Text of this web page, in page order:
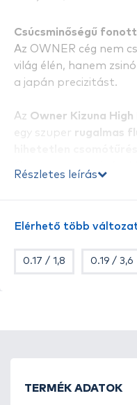
Csúcsminőségű
Az OWNER cég nem
világ élén, hanem
a japán precizitást.
Az Owner Kizuna
egy szuper rugalmas
strapabíróbb, mint a
A fluorocarbon
Részletes leírás
Elérhető több
0.17 / 1,8 0.19 / 3,6
TERMÉK ADATOK